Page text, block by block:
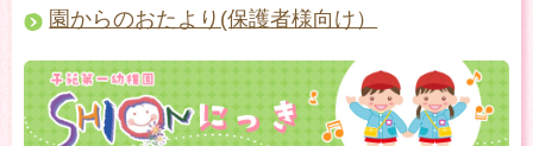
園からのおたより(保護者様向け）